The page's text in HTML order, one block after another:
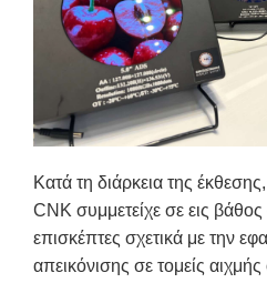
Κατά τη διάρκεια της
CNK συμμετείχε σε εις
επισκέπτες σχετικά με την
απεικόνισης σε τομείς